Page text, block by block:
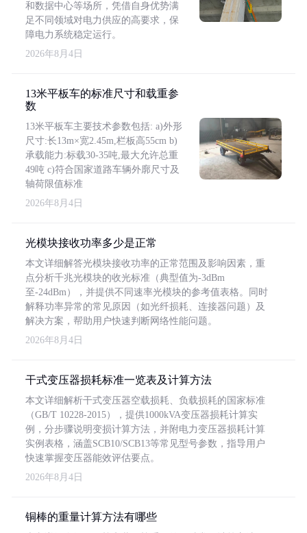
和数据中心等场所，凭借自身优势满
足不同领域对电力供应的高要求，保
障电力系统稳定运行。
2026年8月4日
13米平板车的标准尺寸和载重参
数
13米平板车主要技术参数包括: a)外形
尺寸:长13m×宽2.45m,栏板高55cm b)
承载能力:标载30-35吨,最大允许总重
49吨 c)符合国家道路车辆外廓尺寸及
轴荷限值标准
2026年8月4日
光模块接收功率多少是正常
本文详细解答光模块接收功率的正常范围及影响因素，重
点分析千兆光模块的收光标准（典型值为-3dBm
至-24dBm），并提供不同速率光模块的参考值表格。同时
解释功率异常的常见原因（如光纤损耗、连接器问题）及
解决方案，帮助用户快速判断网络性能问题。
2026年8月4日
干式变压器损耗标准一览表及计算方法
本文详细解析干式变压器空载损耗、负载损耗的国家标准
（GB/T 10228-2015），提供1000kVA变压器损耗计算实
例，分步骤说明变损计算方法，并附电力变压器损耗计算
实例表格，涵盖SCB10/SCB13等常见型号参数，指导用户
快速掌握变压器能效评估要点。
2026年8月4日
铜棒的重量计算方法有哪些